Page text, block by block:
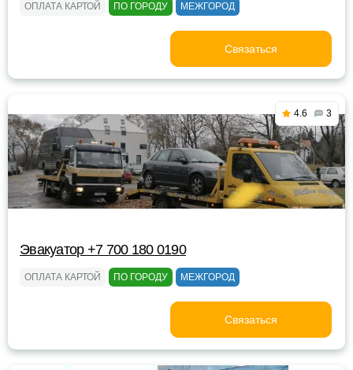
ОПЛАТА КАРТОЙ ПО ГОРОДУ МЕЖГОРОД
Связаться
4.6 3
Эвакуатор +7 700 180 0190
ОПЛАТА КАРТОЙ ПО ГОРОДУ МЕЖГОРОД
Связаться